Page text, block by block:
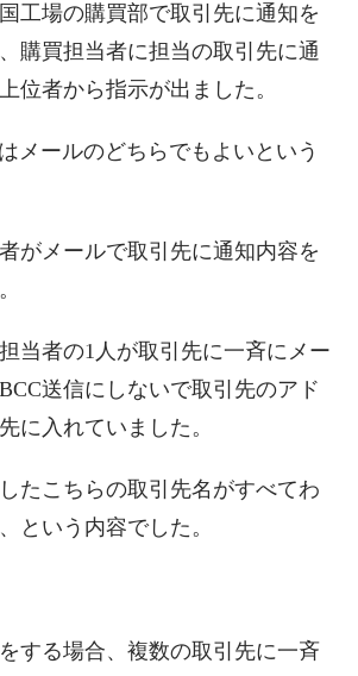
工場の購買部で取引先に通知を
購買担当者に担当の取引先に通
位者から指示が出ました。
メールのどちらでもよいという
がメールで取引先に通知内容を
当者の1人が取引先に一斉にメー
送信にしないで取引先のアド
に入れていました。
たこちらの取引先名がすべてわ
という内容でした。
する場合、複数の取引先に一斉